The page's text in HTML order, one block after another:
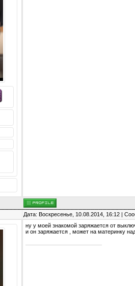
Дата: Воскресенье, 10.08.2014, 16:12 |
ну у моей знакомой заряжается от
и он заряжается , может на материнку